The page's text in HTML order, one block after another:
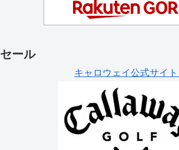
セール
キャロウェイ公式サイト